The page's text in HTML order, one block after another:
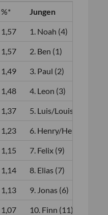
%* Jungen
1,57 1. Noah (4)
1,57 2. Ben (1)
1,49 3. Paul (2)
1,48 4. Leon (3)
1,37 5. Luis/Louis (5)
1,23 6. Henry/Henri (8)
1,15 7. Felix (9)
1,14 8. Elias (7)
1,13 9. Jonas (6)
1,07 10. Finn (11)